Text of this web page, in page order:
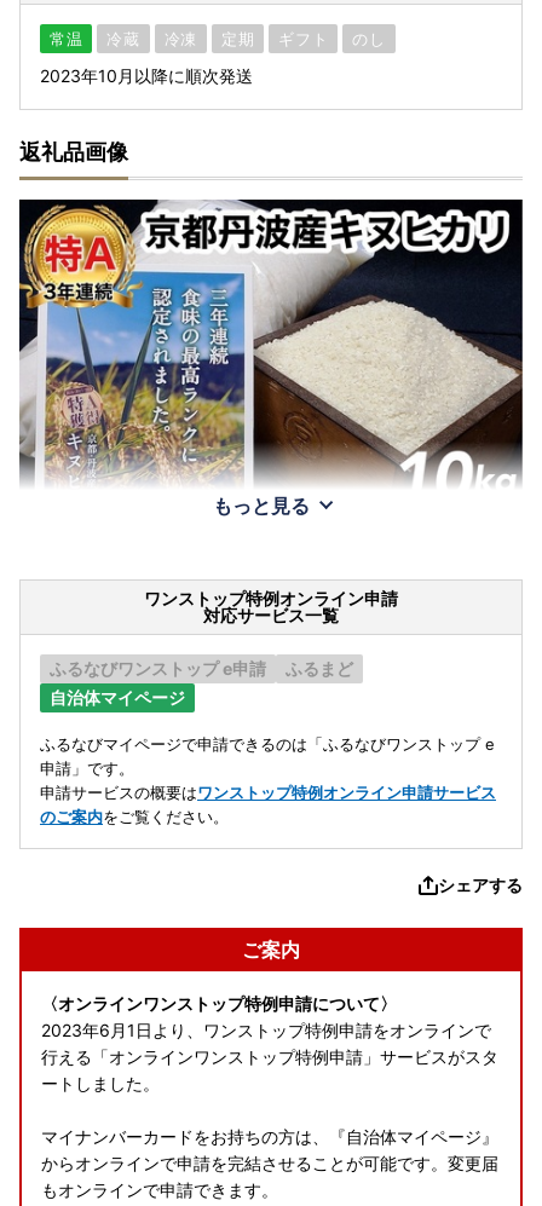
常温 冷蔵 冷凍 定期 ギフト のし
2023年10月以降に順次発送
返礼品画像
もっと見る
ワンストップ特例オンライン申請
対応サービス一覧
ふるなびワンストップ e申請
ふるまど
自治体マイページ
ふるなびマイページで申請できるのは「ふるなびワンストップ e
申請」です。
申請サービスの概要はワンストップ特例オンライン申請サービス
のご案内をご覧ください。
シェアする
ご案内
〈オンラインワンストップ特例申請について〉
2023年6月1日より、ワンストップ特例申請をオンラインで
行える「オンラインワンストップ特例申請」サービスがスタ
ートしました。
マイナンバーカードをお持ちの方は、『自治体マイページ』
からオンラインで申請を完結させることが可能です。変更届
もオンラインで申請できます。